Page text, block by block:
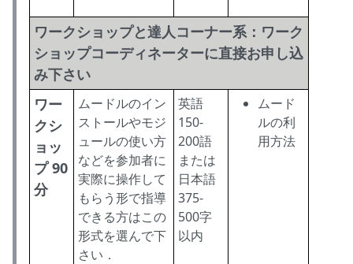
ワークショップと達人コーナー系：ワーク
ショップコーディネーターに直接お申し込
み下さい
ワー
クシ
ョッ
プ 90
分
ムードルのイン
ストールやモジ
ュールの使い方
などを参加者に
実際に操作して
もらう形で指導
できる方はこの
形式を選んで下
さい．
英語
150-
200語
または
日本語
375-
500字
以内
ムード
ルの利
用方法